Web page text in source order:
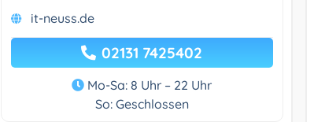
it-neuss.de
02131 7425402
Mo-Sa: 8 Uhr – 22 Uhr
So: Geschlossen